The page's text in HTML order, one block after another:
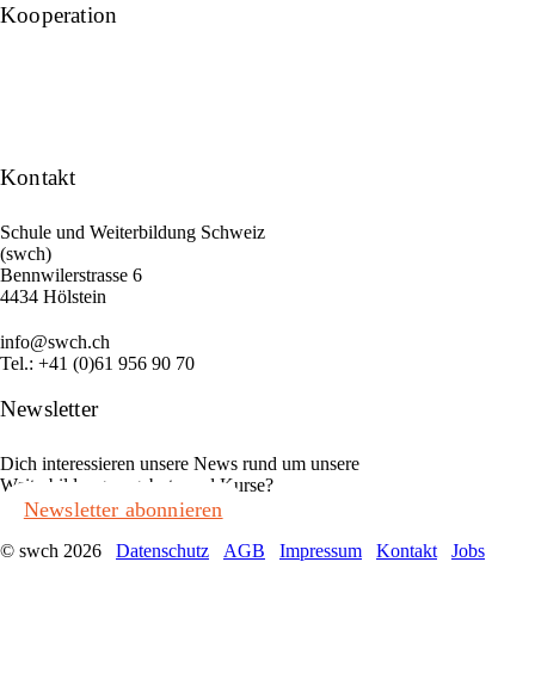
Kooperation
Kontakt
Schule und Weiterbildung Schweiz
(swch)
Bennwilerstrasse 6
4434 Hölstein
info@swch.ch
Tel.: +41 (0)61 956 90 70
Newsletter
Dich interessieren unsere News rund um unsere
Weiterbildungsangebote und Kurse?
Newsletter abonnieren
© swch 2026 Datenschutz AGB Impressum Kontakt Jobs